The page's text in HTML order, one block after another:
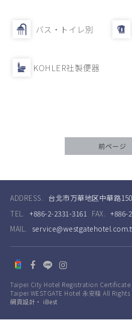
バス・トイレ別
KOHLER社製便器
前ページ
ADDRESS. 台北市万華地区中華路
TEL. +886-2-2331-3161 FAX. +886-
MAIL.
Taipei City Hotel Registration
Taipei WESTGATE Hotel 永安棧 All Rights
網頁設計 ‧ iBest